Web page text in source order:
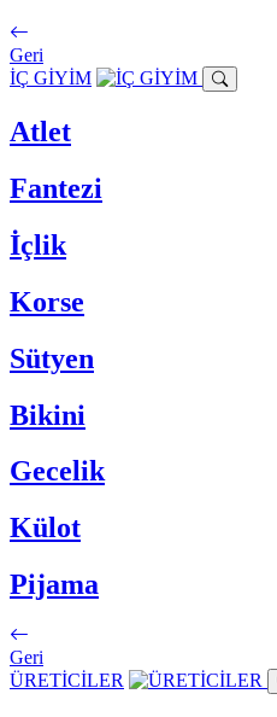
Geri
İÇ GİYİM
Atlet
Fantezi
İçlik
Korse
Sütyen
Bikini
Gecelik
Külot
Pijama
Geri
ÜRETİCİLER